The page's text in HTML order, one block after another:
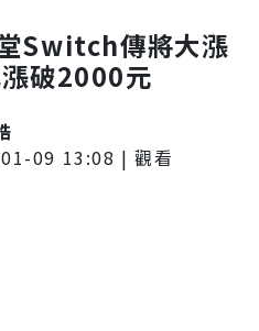
Switch傳將大漲
破2000元
09 13:08 | 觀看